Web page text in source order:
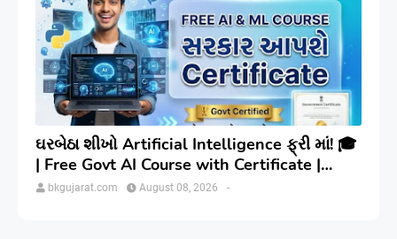
ઘરબેઠા શીખો Artificial Intelligence ફ્રી માં! 🎓
| Free Govt AI Course with Certificate |
Step-by-Step
bkgujarat.com -
August 08, 2026